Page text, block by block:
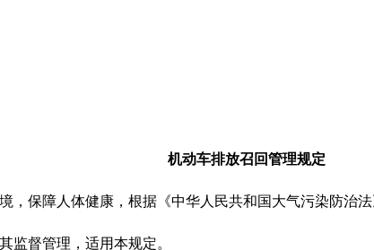
机动车排放召回管理规定
，保障人体健康，根据《中华人民共和国大气污染防治
监督管理，适用本规定。